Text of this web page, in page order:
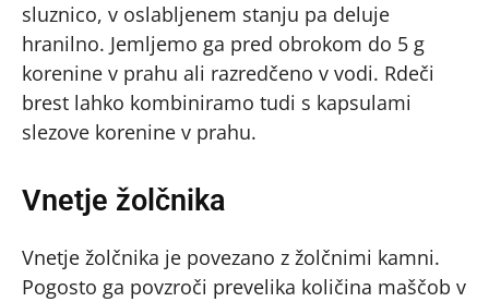
sluznico, v oslabljenem stanju pa deluje
hranilno. Jemljemo ga pred obrokom do 5 g
korenine v prahu ali razredčeno v vodi. Rdeči
brest lahko kombiniramo tudi s kapsulami
slezove korenine v prahu.
Vnetje žolčnika
Vnetje žolčnika je povezano z žolčnimi kamni.
Pogosto ga povzroči prevelika količina maščob v